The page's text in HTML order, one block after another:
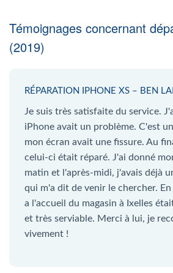
Témoignages concernant
(2019)
RÉPARATION IPHONE XS – BEN
Je suis très satisfaite du service.
iPhone avait un problème. C'est
mon écran avait une fissure. Au
celui-ci était réparé. J'ai donné
matin et l'après-midi, j'avais déjà
qui m'a dit de venir le chercher. En
a l'accueil du magasin à Ixelles
et très serviable. Merci à lui, je
vivement !